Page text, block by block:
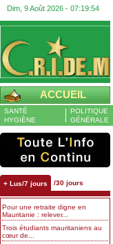
Dim, 9 Août 2026 - 07:19:54
ACCUEIL
SANTÉ
HYGIÈNE
POLITIQUE
GÉNÉRALE
+ Lus/7 jours /30 jours
Pour une retraite digne en
Mauritanie : relever...
Trois étudiants mauritaniens au
cœur de...